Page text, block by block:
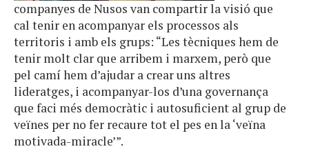
companyes de Nusos van compartir la visió que
cal tenir en acompanyar els processos als
territoris i amb els grups: “Les tècniques hem de
tenir molt clar que arribem i marxem, però que
pel camí hem d’ajudar a crear uns altres
lideratges, i acompanyar-los d’una governança
que faci més democràtic i autosuficient al grup de
veïnes per no fer recaure tot el pes en la ‘veïna
motivada-miracle’”.